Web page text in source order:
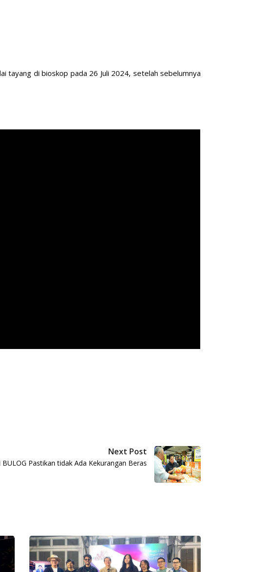
tayang di bioskop pada 26 Juli 2024, setelah sebelumnya
Next Post
Pastikan tidak Ada Kekurangan Beras